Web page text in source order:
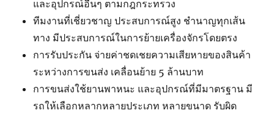
และอุปกรณ์อื่นๆ ตามกฎกระทรวง
ทีมงานที่เชี่ยวชาญ ประสบการณ์สูง ชำนาญทุกเส้น
ทาง มีประสบการณ์ในการย้ายเครื่องจักรโดยตรง
การรับประกัน จ่ายค่าชดเชยความเสียหายของสินค้า
ระหว่างการขนส่ง เคลื่อนย้าย 5 ล้านบาท
การขนส่งใช้ยานพาหนะ และอุปกรณ์ที่มีมาตรฐาน มี
รถให้เลือกหลากหลายประเภท หลายขนาด รับผิด